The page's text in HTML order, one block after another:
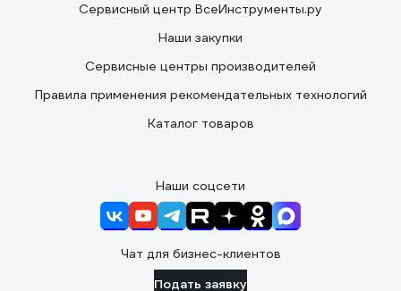
Сервисный центр ВсеИнструменты.ру
Наши закупки
Сервисные центры производителей
Правила применения рекомендательных технологий
Каталог товаров
Наши соцсети
Чат для бизнес-клиентов
Подать заявку